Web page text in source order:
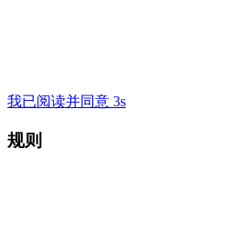
我已阅读并同意 3s
规则